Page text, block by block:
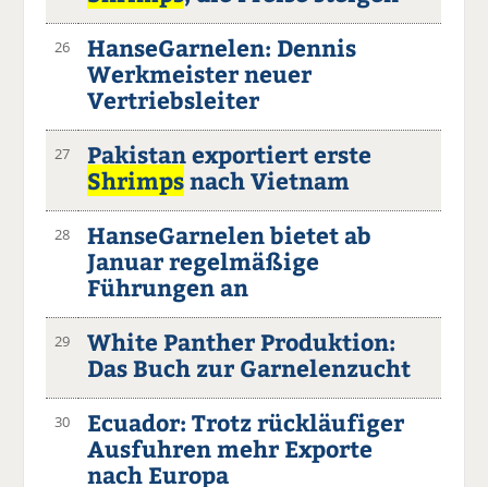
26
HanseGarnelen: Dennis
Werkmeister neuer
Vertriebsleiter
27
Pakistan exportiert erste
Shrimpsnach Vietnam
28
HanseGarnelen bietet ab
Januar regelmäßige
Führungen an
29
White Panther Produktion:
Das Buch zur Garnelenzucht
30
Ecuador: Trotz rückläufiger
Ausfuhren mehr Exporte
nach Europa